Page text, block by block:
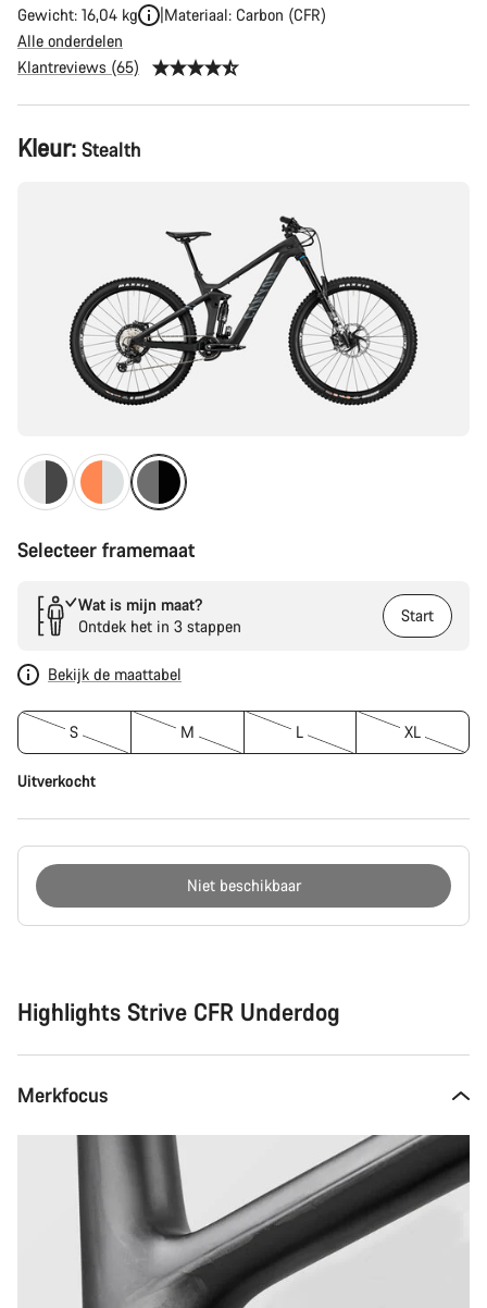
Gewicht: 16,04 kg
Materiaal: Carbon (CFR)
Alle onderdelen
Klantreviews (65)
Productconfiguratie
Kleur: Stealth
Selecteer framemaat
Wat is mijn maat?
Ontdek het in 3 stappen
Start
Bekijk de maattabel
S M L XL
Uitverkocht
Niet beschikbaar
kopen
Highlights Strive CFR Underdog
Merkfocus